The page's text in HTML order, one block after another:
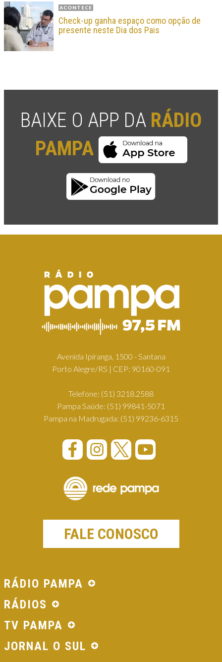
ACONTECE
Check-up ganha espaço como opção de
presente neste Dia dos Pais
BAIXE O APP DA RÁDIO
PAMPA
Avenida Ipiranga, 1500 - Santana
Porto Alegre/RS | CEP: 90160-091
Telefone: (51) 3218.2588
Pampa Saúde: (51) 99841-5071
Pampa na Madrugada: (51) 99236-6315
FALE CONOSCO
RÁDIO PAMPA
RÁDIOS
TV PAMPA
JORNAL O SUL